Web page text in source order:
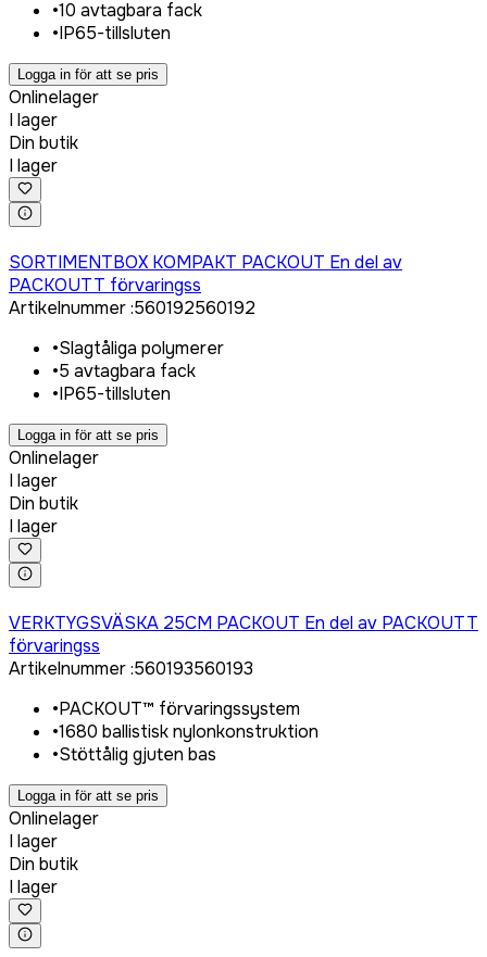
•10 avtagbara fack
•IP65-tillsluten
Logga in för att se pris
Onlinelager
I lager
Din butik
I lager
SORTIMENTBOX KOMPAKT PACKOUT En del av
PACKOUTT förvaringss
Artikelnummer:560192560192
•Slagtåliga polymerer
•5 avtagbara fack
•IP65-tillsluten
Logga in för att se pris
Onlinelager
I lager
Din butik
I lager
VERKTYGSVÄSKA 25CM PACKOUT En del av PACKOUTT
förvaringss
Artikelnummer:560193560193
•PACKOUT™ förvaringssystem
•1680 ballistisk nylonkonstruktion
•Stöttålig gjuten bas
Logga in för att se pris
Onlinelager
I lager
Din butik
I lager